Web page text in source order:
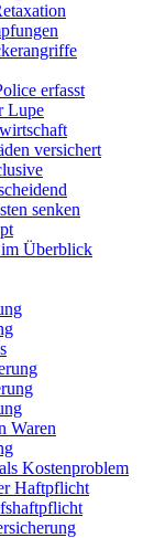
erfasst
Lupe
versichert
senken
Überblick
Waren
Kostenproblem
Haftpflicht